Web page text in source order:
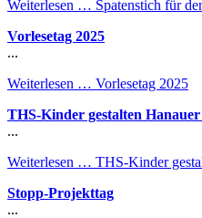
Weiterlesen … Spatenstich für
Vorlesetag 2025
...
Weiterlesen … Vorlesetag 2025
THS-Kinder gestalten
...
Weiterlesen … THS-Kinder
Stopp-Projekttag
...